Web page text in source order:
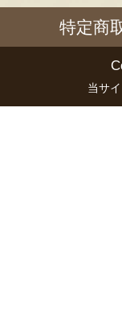
特定商
当サ